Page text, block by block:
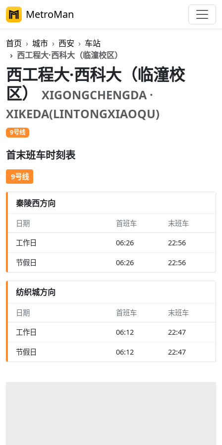
MetroMan
首页 城市 西安
车站
西工程大·西科大（临潼校区）
西工程大·西科大（临潼校
区）
XIGONGCHENGDA ·
XIKEDA(LINTONGXIAOQU)
9号线
首末班车时刻表
9号线
秦陵西方向
日期 首班车 末班车
工作日 06:26 22:56
节假日 06:26 22:56
纺织城方向
日期 首班车 末班车
工作日 06:12 22:47
节假日 06:12 22:47